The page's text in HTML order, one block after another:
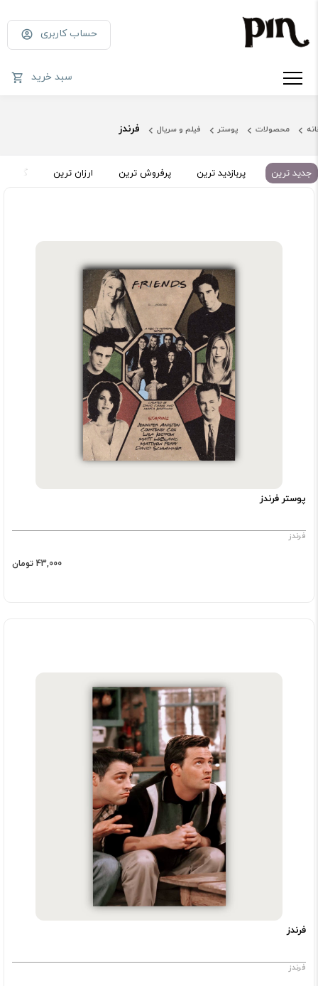
حساب کاربری
سبد خرید
محصولات پوستر فیلم و سریال فرندز
جدید ترین پربازدید ترین پرفروش ترین ارزان ترین گران
پوستر فرندز
فرندز
43,000 تومان
فرندز
فرندز